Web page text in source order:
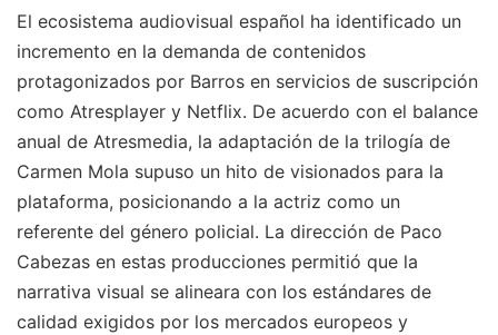
El ecosistema audiovisual español ha identificado un
incremento en la demanda de contenidos
protagonizados por Barros en servicios de suscripción
como Atresplayer y Netflix. De acuerdo con el balance
anual de Atresmedia, la adaptación de la trilogía de
Carmen Mola supuso un hito de visionados para la
plataforma, posicionando a la actriz como un
referente del género policial. La dirección de Paco
Cabezas en estas producciones permitió que la
narrativa visual se alineara con los estándares de
calidad exigidos por los mercados europeos y